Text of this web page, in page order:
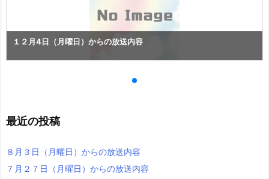
１２月4日（月曜日）からの放送内容
最近の投稿
８月３日（月曜日）からの放送内容
７月２７日（月曜日）からの放送内容